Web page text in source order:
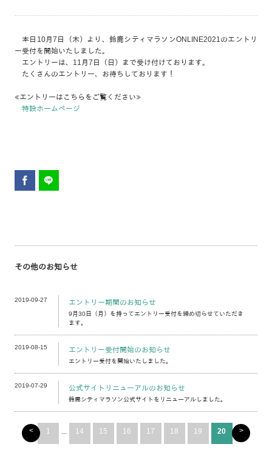
本日10月7日（木）より、鈴鹿シティマラソンONLINE2021のエントリ
ー受付を開始いたしました。
エントリーは、11月7日（日）まで受け付けております。
たくさんのエントリー、お待ちしております！
≪エントリーはこちらをご覧ください≫
特設ホームページ
その他のお知らせ
2019-09-27 エントリー期間のお知らせ
9月30日（月）を持ってエントリー受付を締め切らせていただき
ます。
2019-08-15 エントリー受付開始のお知らせ
エントリー受付を開始いたしました。
2019-07-29 公式サイトリニューアルのお知らせ
鈴鹿シティマラソン公式サイトをリニューアルしました。
< 1 ... 14 15 16 17 18 19 20 >